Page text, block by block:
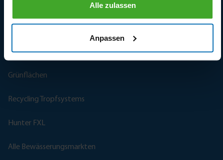
Alle zulassen
Anpassen
Frostschutz
Sportanlagen
Grünflächen
Recycling Tropfsystems
Hunter FXL
Alle Bewässerungsmarkten